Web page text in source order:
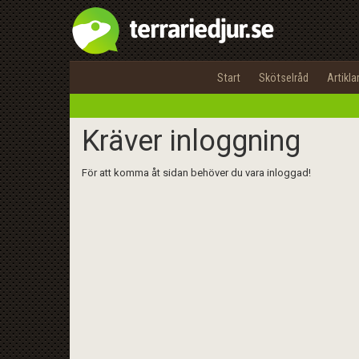
Start Skötselråd Artiklar
Kräver inloggning
För att komma åt sidan behöver du vara inloggad!